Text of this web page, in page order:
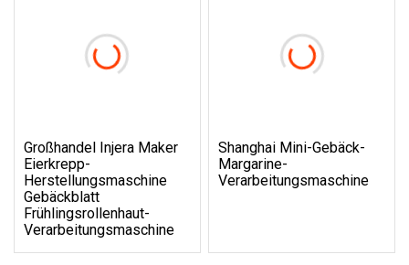
Großhandel Injera Maker
Eierkrepp-
Herstellungsmaschine
Gebäckblatt
Frühlingsrollenhaut-
Verarbeitungsmaschine
Shanghai Mini-Gebäck-
Margarine-
Verarbeitungsmaschine